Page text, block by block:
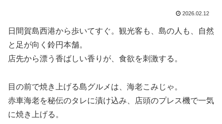
2026.02.12
日間賀島西港から歩いてすぐ。観光客も、島の人も、自然
と足が向く鈴円本舗。
店先から漂う香ばしい香りが、食欲を刺激する。
目の前で焼き上げる島グルメは、海老こみじゃ。
赤車海老を秘伝のタレに漬け込み、店頭のプレス機で一気
に焼き上げる。